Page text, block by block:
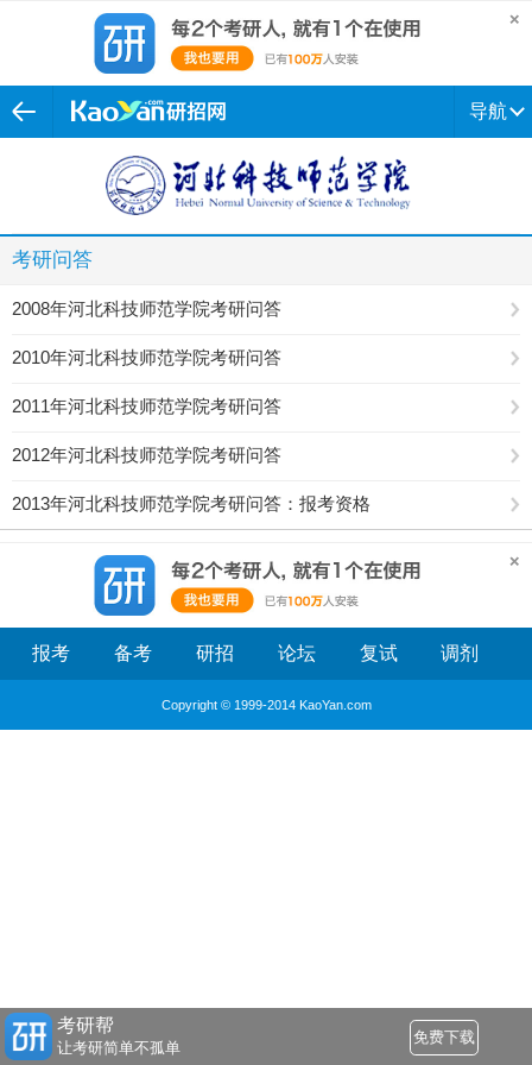
导航
考研问答
2008年河北科技师范学院考研问答
2010年河北科技师范学院考研问答
2011年河北科技师范学院考研问答
2012年河北科技师范学院考研问答
2013年河北科技师范学院考研问答：报考资格
报考 备考 研招 论坛 复试 调剂
Copyright © 1999-2014 KaoYan.com
考研帮
让考研简单不孤单
免费下载